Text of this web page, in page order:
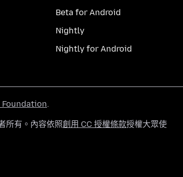
Beta for Android
Nightly
Nightly for Android
.
所有。內容依照創用 CC 授權條款授權大眾使